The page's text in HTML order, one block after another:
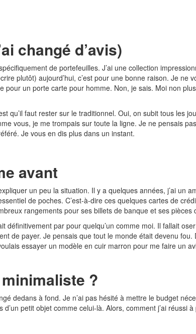
changé d’avis)
de portefeuilles. J’ai une collection
plutôt) aujourd’hui, c’est pour une bonne raison. Je ne
un porte carte pour homme. Non, je sais. Moi non
qu’il faut rester sur le traditionnel. Oui, on subit tous les
vous, je me trompais sur toute la ligne. Je ne pensais
Je vous en dis plus dans un instant.
avant
un peu la situation. Il y a quelques années, j’ai un
de poches. C’est-à-dire ces quelques cartes de
rangements pour ses billets de banque et ses
par pour quelqu’un comme moi. Il fallait
de payer. Je pensais que tout le monde était devenu fou.
essayer un modèle en cuir marron pour me faire un
?
dedans à fond. Je n’ai pas hésité à mettre le budget
petit objet comme celui-là. Alors, comment j’ai réussi à